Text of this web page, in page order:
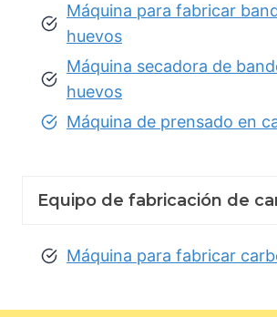
Máquina para fabricar
huevos
Máquina secadora de
huevos
Máquina de prensado en
Equipo de fabricación de
Máquina para fabricar